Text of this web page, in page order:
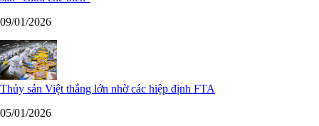
09/01/2026
Thủy sản Việt thắng lớn nhờ các hiệp định FTA
05/01/2026